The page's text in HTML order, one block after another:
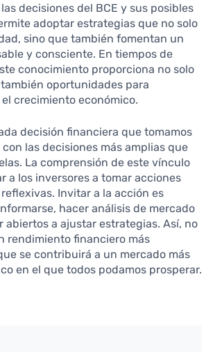
decisiones del BCE y sus posibles
adoptar estrategias que no solo
sino que también fomentan un
y consciente. En tiempos de
conocimiento proporciona no solo
oportunidades para
crecimiento económico.
decisión financiera que tomamos
las decisiones más amplias que
La comprensión de este vínculo
a los inversores a tomar acciones
Invitar a la acción es
hacer análisis de mercado
abiertos a ajustar estrategias. Así, no
rendimiento financiero más
se contribuirá a un mercado más
en el que todos podamos prosperar.